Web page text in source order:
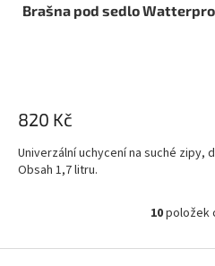
Brašna pod sedlo
820 Kč
Univerzální uchycení na suché zipy,
Obsah 1,7 litru.
O
l
10položek